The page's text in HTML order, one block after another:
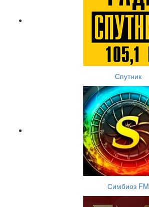
Спутник
Симбиоз FM